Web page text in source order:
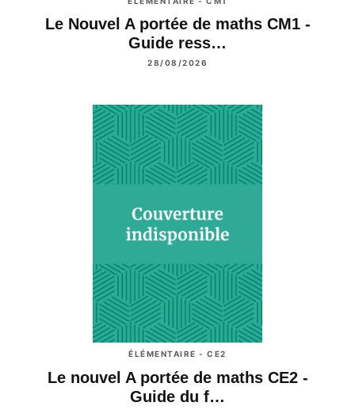
Le Nouvel A portée de maths CM1 -
Guide ress…
28/08/2026
ÉLÉMENTAIRE - CE2
Le nouvel A portée de maths CE2 -
Guide du f…